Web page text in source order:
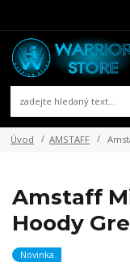
Úvod AMSTAFF
Amstaff
Hoody
Novinka